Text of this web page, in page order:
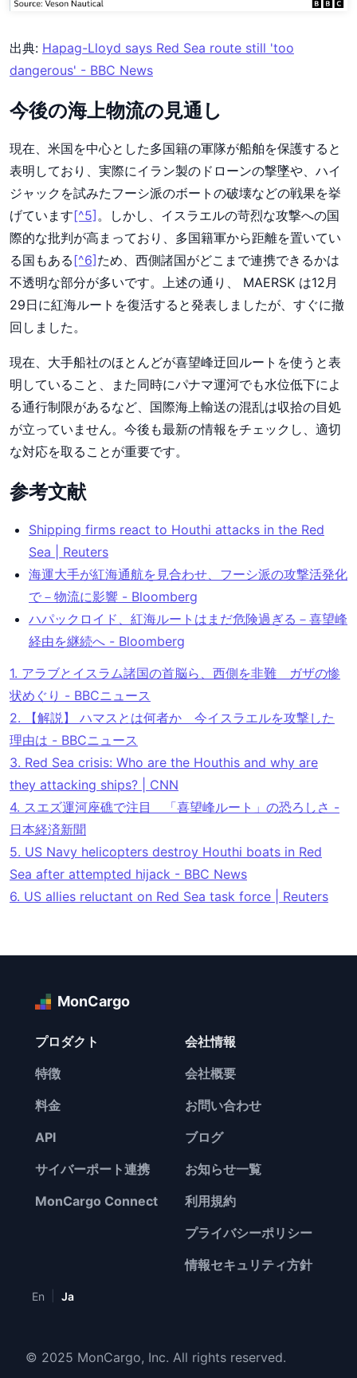
出典: Hapag-Lloyd says Red Sea route still 'too
dangerous' - BBC News
今後の海上物流の見通し
現在、米国を中心とした多国籍の軍隊が船舶を保護すると
表明しており、実際にイラン製のドローンの撃墜や、ハイ
ジャックを試みたフーシ派のボートの破壊などの戦果を挙
げています[^5] 。しかし、イスラエルの苛烈な攻撃への国
際的な批判が高まっており、多国籍軍から距離を置いてい
る国もある [^6] ため、西側諸国がどこまで連携できるかは
不透明な部分が多いです。上述の通り、 MAERSK は12月
29日に紅海ルートを復活すると発表しましたが、すぐに撤
回しました。
現在、大手船社のほとんどが喜望峰迂回ルートを使うと表
明していること、また同時にパナマ運河でも水位低下によ
る通行制限があるなど、国際海上輸送の混乱は収拾の目処
が立っていません。今後も最新の情報をチェックし、適切
な対応を取ることが重要です。
参考文献
Shipping firms react to Houthi attacks in the Red
Sea | Reuters
海運大手が紅海通航を見合わせ、フーシ派の攻撃活発化
で－物流に影響 - Bloomberg
ハパックロイド、紅海ルートはまだ危険過ぎる－喜望峰
経由を継続へ - Bloomberg
1. アラブとイスラム諸国の首脳ら、西側を非難 ガザの惨
状めぐり - BBCニュース
2.
【解説】 ハマスとは何者か 今イスラエルを攻撃した
理由は - BBCニュース
3. Red Sea crisis: Who are the Houthis and why are
they attacking ships? | CNN
4. スエズ運河座礁で注目 「喜望峰ルート」の恐ろしさ -
日本経済新聞
5. US Navy helicopters destroy Houthi boats in Red
Sea after attempted hijack - BBC News
6. US allies reluctant on Red Sea task force | Reuters
MonCargo
プロダクト
特徴
料金
API
サイバーポート連携
MonCargo Connect
会社情報
会社概要
お問い合わせ
ブログ
お知らせ一覧
利用規約
プライバシーポリシー
情報セキュリティ方針
En Ja
© 2025 MonCargo, Inc. All rights reserved.